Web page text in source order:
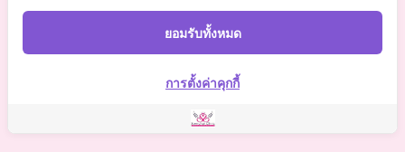
Somchai Clinic
2021 Somchai Clinic. All Rights Reserved. Powered by
ยอมรับทั้งหมด
การตั้งค่าคุกกี้